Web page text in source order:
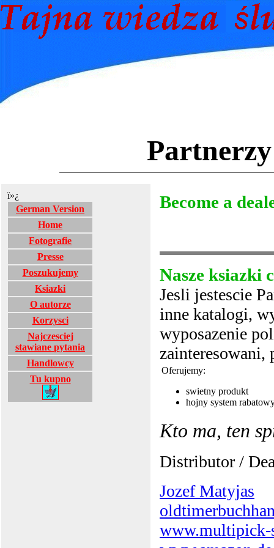
ï»¿
German Version
Home
Fotografie
Presse
Poszukujemy
Ksiazki
O autorze
Korzysci
Najczesciej
stawiane pytania
Handlowcy
Tu kupno
Become a
Nasze ksiazki
Jesli jestescie
inne katalogi,
wyposazenie
zainteresowani,
Oferujemy:
swietny produkt
hojny system
Kto ma, ten
Distributor /
Jozef Matyjas
www.multipick-